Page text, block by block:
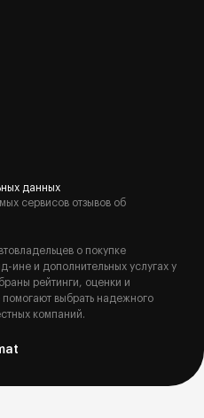
данных
сервисов отзывов об
о покупке
ине и дополнительных услугах у
рейтинги, оценки и
выбрать надежного
компаний.